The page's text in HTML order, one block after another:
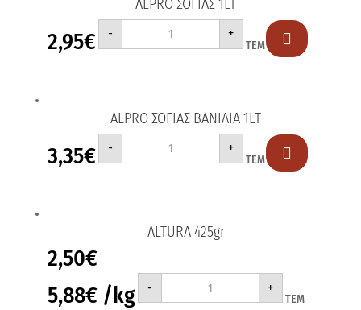
ALPRO ΣΟΓΙΑΣ 1LT
2,95€ -
ALPRO
1LT
+
ΤΕΜ 
ALPRO ΣΟΓΙΑΣ ΒΑΝΙΛΙΑ 1LT
3,35€ -
ALPRO
ΒΑΝΙΛΙΑ
+
ΤΕΜ 
ALTURA 425gr
2,50€
5,88€ /kg -
ALTURA
ποσότητα
+
ΤΕΜ